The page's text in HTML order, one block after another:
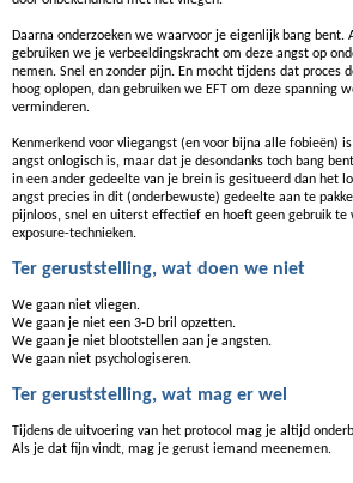
Daarna onderzoeken we waarvoor je eigenlijk bang bent.
gebruiken we je verbeeldingskracht om deze angst op
nemen. Snel en zonder pijn. En mocht tijdens dat proces
hoog oplopen, dan gebruiken we EFT om deze spanning
verminderen.
Kenmerkend voor vliegangst (en voor bijna alle fobieën)
angst onlogisch is, maar dat je desondanks toch bang
in een ander gedeelte van je brein is gesitueerd dan het
angst precies in dit (onderbewuste) gedeelte aan te
pijnloos, snel en uiterst effectief en hoeft geen gebruik te
exposure-technieken.
Ter geruststelling, wat doen we niet
We gaan niet vliegen.
We gaan je niet een 3-D bril opzetten.
We gaan je niet blootstellen aan je angsten.
We gaan niet psychologiseren.
Ter geruststelling, wat mag er wel
Tijdens de uitvoering van het protocol mag je altijd
Als je dat fijn vindt, mag je gerust iemand meenemen.